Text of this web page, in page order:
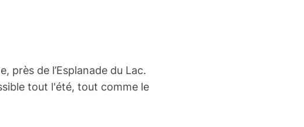
près de l’Esplanade du Lac.
tout l'été, tout comme le